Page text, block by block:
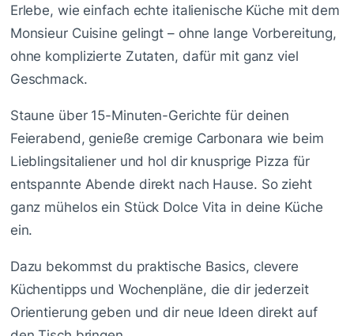
Erlebe, wie einfach echte italienische Küche mit dem
Monsieur Cuisine gelingt – ohne lange Vorbereitung,
ohne komplizierte Zutaten, dafür mit ganz viel
Geschmack.
Staune über 15-Minuten-Gerichte für deinen
Feierabend, genieße cremige Carbonara wie beim
Lieblingsitaliener und hol dir knusprige Pizza für
entspannte Abende direkt nach Hause. So zieht
ganz mühelos ein Stück Dolce Vita in deine Küche
ein.
Dazu bekommst du praktische Basics, clevere
Küchentipps und Wochenpläne, die dir jederzeit
Orientierung geben und dir neue Ideen direkt auf